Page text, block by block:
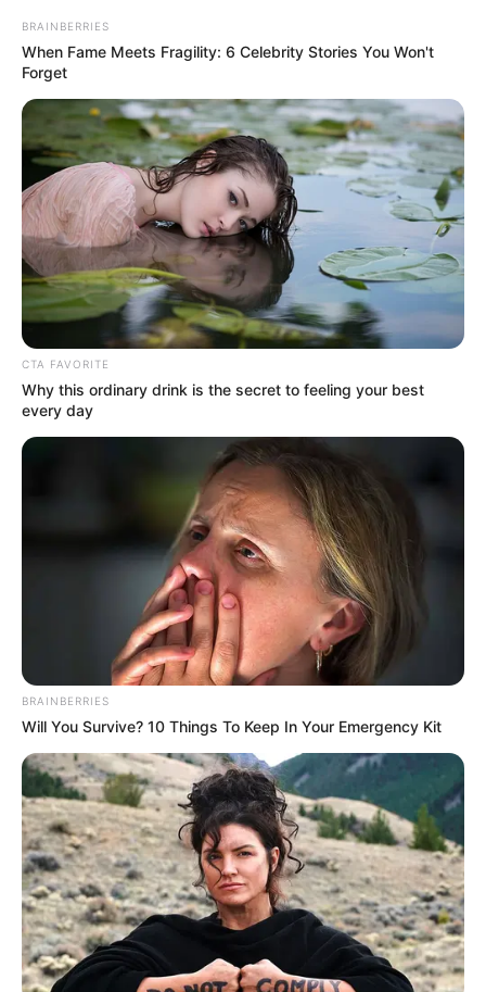
BRAINBERRIES
When Fame Meets Fragility: 6 Celebrity Stories You Won't
Forget
CTA FAVORITE
Why this ordinary drink is the secret to feeling your best
every day
BRAINBERRIES
Will You Survive? 10 Things To Keep In Your Emergency Kit